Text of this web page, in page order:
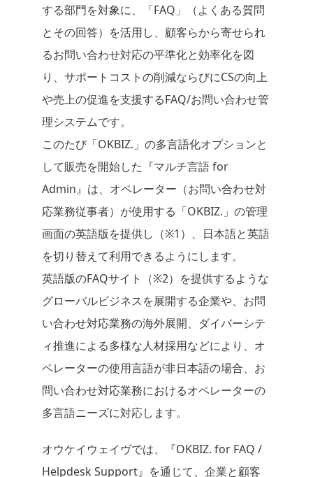
する部門を対象に、「FAQ」（よくある質問
とその回答）を活用し、顧客らから寄せられ
るお問い合わせ対応の平準化と効率化を図
り、サポートコストの削減ならびにCSの向上
や売上の促進を支援するFAQ/お問い合わせ管
理システムです。
このたび「OKBIZ.」の多言語化オプションと
して販売を開始した『マルチ言語 for
Admin』は、オペレーター（お問い合わせ対
応業務従事者）が使用する「OKBIZ.」の管理
画面の英語版を提供し（※1）、日本語と英語
を切り替えて利用できるようにします。
英語版のFAQサイト（※2）を提供するような
グローバルビジネスを展開する企業や、お問
い合わせ対応業務の海外展開、ダイバーシテ
ィ推進による多様な人材採用などにより、オ
ペレーターの使用言語が非日本語の場合、お
問い合わせ対応業務におけるオペレーターの
多言語ニーズに対応します。
オウケイウェイヴでは、『OKBIZ. for FAQ /
Helpdesk Support』を通じて、企業と顧客